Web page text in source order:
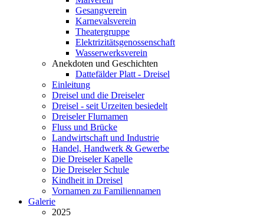
Gesangverein
Karnevalsverein
Theatergruppe
Elektrizitätsgenossenschaft
Wasserwerksverein
Anekdoten und Geschichten
Dattefälder Platt - Dreisel
Einleitung
Dreisel und die Dreiseler
Dreisel - seit Urzeiten besiedelt
Dreiseler Flurnamen
Fluss und Brücke
Landwirtschaft und Industrie
Handel, Handwerk & Gewerbe
Die Dreiseler Kapelle
Die Dreiseler Schule
Kindheit in Dreisel
Vornamen zu Familiennamen
Galerie
2025